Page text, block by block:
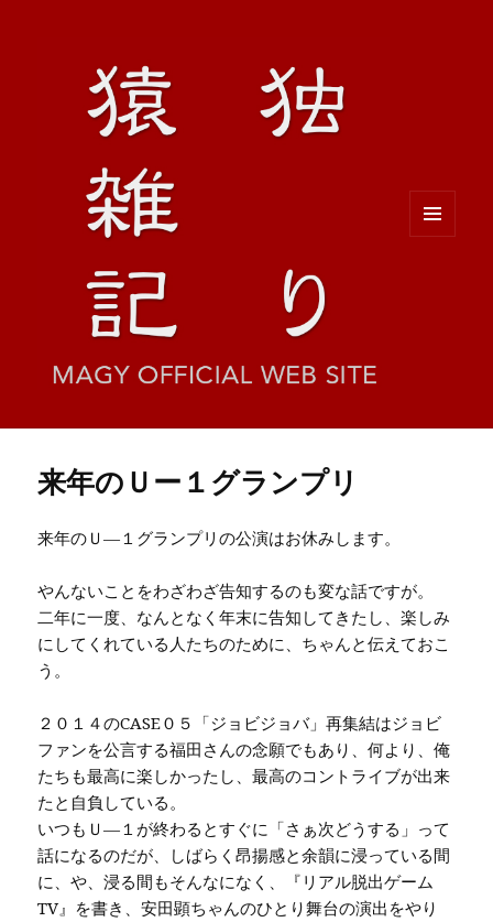
来年のＵー１グランプリ
来年のＵ—１グランプリの公演はお休みします。
やんないことをわざわざ告知するのも変な話ですが。
二年に一度、なんとなく年末に告知してきたし、楽しみ
にしてくれている人たちのために、ちゃんと伝えておこ
う。
２０１４のCASE０５「ジョビジョバ」再集結はジョビ
ファンを公言する福田さんの念願でもあり、何より、俺
たちも最高に楽しかったし、最高のコントライブが出来
たと自負している。
いつもＵ—１が終わるとすぐに「さぁ次どうする」って
話になるのだが、しばらく昂揚感と余韻に浸っている間
に、や、浸る間もそんなになく、『リアル脱出ゲーム
TV』を書き、安田顕ちゃんのひとり舞台の演出をやり